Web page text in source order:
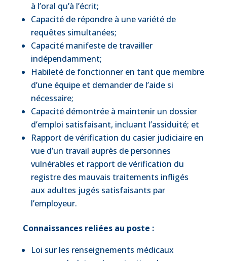
à l’oral qu’à l’écrit;
Capacité de répondre à une variété de
requêtes simultanées;
Capacité manifeste de travailler
indépendamment;
Habileté de fonctionner en tant que membre
d’une équipe et demander de l’aide si
nécessaire;
Capacité démontrée à maintenir un dossier
d’emploi satisfaisant, incluant l’assiduité; et
Rapport de vérification du casier judiciaire en
vue d’un travail auprès de personnes
vulnérables et rapport de vérification du
registre des mauvais traitements infligés
aux adultes jugés satisfaisants par
l’employeur.
Connaissances reliées au poste :
Loi sur les renseignements médicaux